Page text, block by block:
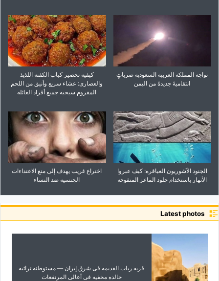
تواجه المملکه العربیه السعودیه ضرباتٍ
انتقامیهً جدیدهً من الیمن
کیفیه تحضیر کباب الکفته اللذیذ
والعصاری: عشاء سریع وأنیق من اللحم
المفروم سیحبه جمیع أفراد العائله
الجنود الآشوریون العباقره: کیف عبروا
الأنهار باستخدام جلود الماعز المنفوخه
اختراع غریب یهدف إلى منع الاعتداءات
الجنسیه ضد النساء
Latest photos
قریه ریاب القدیمه فی شرق إیران — مستوطنه تراثیه
خالده مخفیه فی أعالی المرتفعات